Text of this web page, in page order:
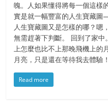
魄。人如果懂得將每一個這樣
實是就一幅豐富的人生寶藏
人生寶藏圖又是怎樣的哪？嗯
無需趕著下判斷。 回到了家
上怎麼也比不上那晚飛機上的
月亮，只是還在等待我去體驗！
Read more